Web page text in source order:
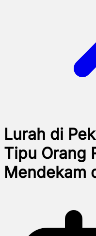
Lurah di
Tipu Orang
Mendekam